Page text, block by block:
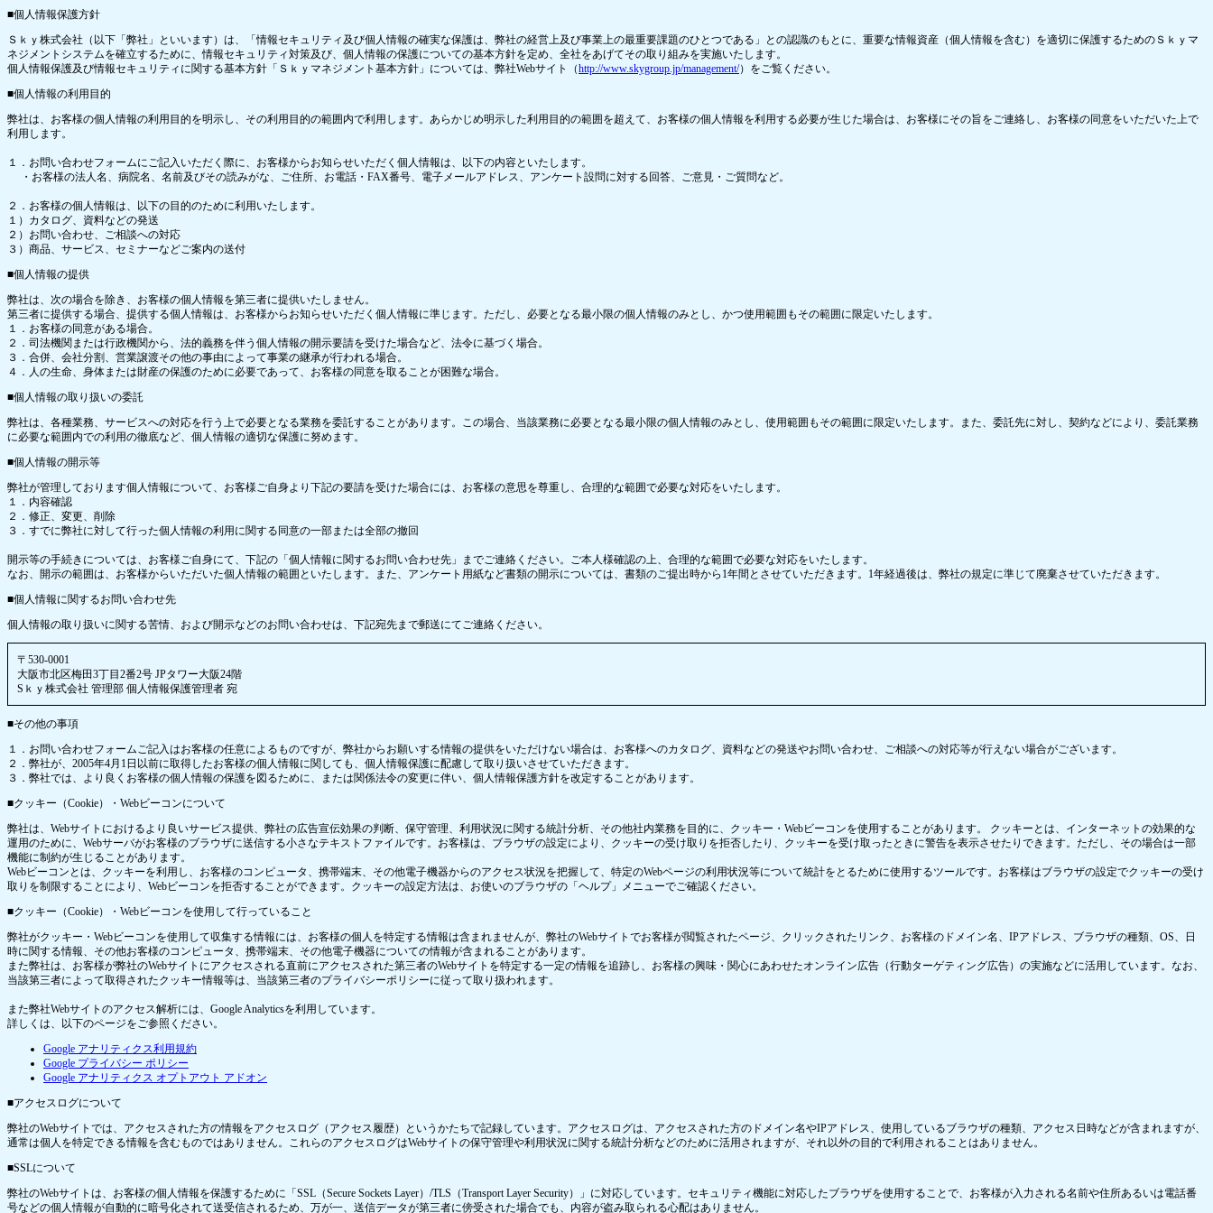
■個人情報保護方針
Ｓｋｙ株式会社（以下「弊社」といいます）は、「情報セキュリティ及び個人情報の確実な保護は、弊社の経営上及び事業上の最重要課題のひとつである」との認識のもとに、重要な情報資産（個人情報を含む）を適切に保護するためのＳｋｙマ
ネジメントシステムを確立するために、情報セキュリティ対策及び、個人情報の保護についての基本方針を定め、全社をあげてその取り組みを実施いたします。
個人情報保護及び情報セキュリティに関する基本方針「Ｓｋｙマネジメント基本方針」については、弊社Webサイト（http://www.skygroup.jp/management/）をご覧ください。
■個人情報の利用目的
弊社は、お客様の個人情報の利用目的を明示し、その利用目的の範囲内で利用します。あらかじめ明示した利用目的の範囲を超えて、お客様の個人情報を利用する必要が生じた場合は、お客様にその旨をご連絡し、お客様の同意をいただいた上で
利用します。
１．お問い合わせフォームにご記入いただく際に、お客様からお知らせいただく個人情報は、以下の内容といたします。
・お客様の法人名、病院名、名前及びその読みがな、ご住所、お電話・FAX番号、電子メールアドレス、アンケート設問に対する回答、ご意見・ご質問など。
２．お客様の個人情報は、以下の目的のために利用いたします。
１）カタログ、資料などの発送
２）お問い合わせ、ご相談への対応
３）商品、サービス、セミナーなどご案内の送付
■個人情報の提供
弊社は、次の場合を除き、お客様の個人情報を第三者に提供いたしません。
第三者に提供する場合、提供する個人情報は、お客様からお知らせいただく個人情報に準じます。ただし、必要となる最小限の個人情報のみとし、かつ使用範囲もその範囲に限定いたします。
１．お客様の同意がある場合。
２．司法機関または行政機関から、法的義務を伴う個人情報の開示要請を受けた場合など、法令に基づく場合。
３．合併、会社分割、営業譲渡その他の事由によって事業の継承が行われる場合。
４．人の生命、身体または財産の保護のために必要であって、お客様の同意を取ることが困難な場合。
■個人情報の取り扱いの委託
弊社は、各種業務、サービスへの対応を行う上で必要となる業務を委託することがあります。この場合、当該業務に必要となる最小限の個人情報のみとし、使用範囲もその範囲に限定いたします。また、委託先に対し、契約などにより、委託業務
に必要な範囲内での利用の徹底など、個人情報の適切な保護に努めます。
■個人情報の開示等
弊社が管理しております個人情報について、お客様ご自身より下記の要請を受けた場合には、お客様の意思を尊重し、合理的な範囲で必要な対応をいたします。
１．内容確認
２．修正、変更、削除
３．すでに弊社に対して行った個人情報の利用に関する同意の一部または全部の撤回
開示等の手続きについては、お客様ご自身にて、下記の「個人情報に関するお問い合わせ先」までご連絡ください。ご本人様確認の上、合理的な範囲で必要な対応をいたします。
なお、開示の範囲は、お客様からいただいた個人情報の範囲といたします。また、アンケート用紙など書類の開示については、書類のご提出時から1年間とさせていただきます。1年経過後は、弊社の規定に準じて廃棄させていただきます。
■個人情報に関するお問い合わせ先
個人情報の取り扱いに関する苦情、および開示などのお問い合わせは、下記宛先まで郵送にてご連絡ください。
〒530-0001
大阪市北区梅田3丁目2番2号 JPタワー大阪24階
Sｋｙ株式会社 管理部 個人情報保護管理者 宛
■その他の事項
１．お問い合わせフォームご記入はお客様の任意によるものですが、弊社からお願いする情報の提供をいただけない場合は、お客様へのカタログ、資料などの発送やお問い合わせ、ご相談への対応等が行えない場合がございます。
２．弊社が、2005年4月1日以前に取得したお客様の個人情報に関しても、個人情報保護に配慮して取り扱いさせていただきます。
３．弊社では、より良くお客様の個人情報の保護を図るために、または関係法令の変更に伴い、個人情報保護方針を改定することがあります。
■クッキー（Cookie）・Webビーコンについて
弊社は、Webサイトにおけるより良いサービス提供、弊社の広告宣伝効果の判断、保守管理、利用状況に関する統計分析、その他社内業務を目的に、クッキー・Webビーコンを使用することがあります。 クッキーとは、インターネットの効果的な
運用のために、Webサーバがお客様のブラウザに送信する小さなテキストファイルです。お客様は、ブラウザの設定により、クッキーの受け取りを拒否したり、クッキーを受け取ったときに警告を表示させたりできます。ただし、その場合は一部
機能に制約が生じることがあります。
Webビーコンとは、クッキーを利用し、お客様のコンピュータ、携帯端末、その他電子機器からのアクセス状況を把握して、特定のWebページの利用状況等について統計をとるために使用するツールです。お客様はブラウザの設定でクッキーの受け
取りを制限することにより、Webビーコンを拒否することができます。クッキーの設定方法は、お使いのブラウザの「ヘルプ」メニューでご確認ください。
■クッキー（Cookie）・Webビーコンを使用して行っていること
弊社がクッキー・Webビーコンを使用して収集する情報には、お客様の個人を特定する情報は含まれませんが、弊社のWebサイトでお客様が閲覧されたページ、クリックされたリンク、お客様のドメイン名、IPアドレス、ブラウザの種類、OS、日
時に関する情報、その他お客様のコンピュータ、携帯端末、その他電子機器についての情報が含まれることがあります。
また弊社は、お客様が弊社のWebサイトにアクセスされる直前にアクセスされた第三者のWebサイトを特定する一定の情報を追跡し、お客様の興味・関心にあわせたオンライン広告（行動ターゲティング広告）の実施などに活用しています。なお、
当該第三者によって取得されたクッキー情報等は、当該第三者のプライバシーポリシーに従って取り扱われます。
また弊社Webサイトのアクセス解析には、Google Analyticsを利用しています。
詳しくは、以下のページをご参照ください。
Google アナリティクス利用規約
Google プライバシー ポリシー
Google アナリティクス オプトアウト アドオン
■アクセスログについて
弊社のWebサイトでは、アクセスされた方の情報をアクセスログ（アクセス履歴）というかたちで記録しています。アクセスログは、アクセスされた方のドメイン名やIPアドレス、使用しているブラウザの種類、アクセス日時などが含まれますが、
通常は個人を特定できる情報を含むものではありません。これらのアクセスログはWebサイトの保守管理や利用状況に関する統計分析などのために活用されますが、それ以外の目的で利用されることはありません。
■SSLについて
弊社のWebサイトは、お客様の個人情報を保護するために「SSL（Secure Sockets Layer）/TLS（Transport Layer Security）」に対応しています。セキュリティ機能に対応したブラウザを使用することで、お客様が入力される名前や住所あるいは電話番
号などの個人情報が自動的に暗号化されて送受信されるため、万が一、送信データが第三者に傍受された場合でも、内容が盗み取られる心配はありません。